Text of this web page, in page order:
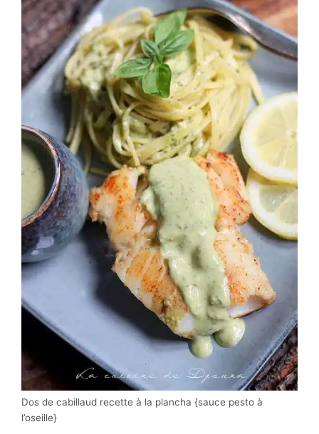
Dos de cabillaud recette à la plancha {sauce pesto à
l’oseille}